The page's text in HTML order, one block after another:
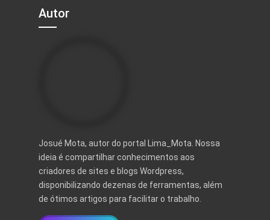
Autor
Josué Mota, autor do portal Lima_Mota. Nossa
ideia é compartilhar conhecimentos aos
criadores de sites e blogs Wordpress,
disponibilizando dezenas de ferramentas, além
de ótimos artigos para facilitar o trabalho.